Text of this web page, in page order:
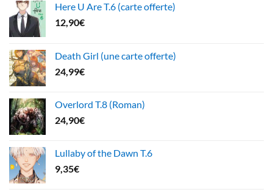
Here U Are T.6 (carte offerte)
12,90€
Death Girl (une carte offerte)
24,99€
Overlord T.8 (Roman)
24,90€
Lullaby of the Dawn T.6
9,35€